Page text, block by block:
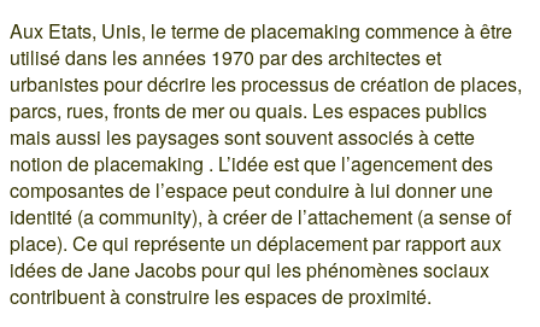
Aux Etats, Unis, le terme de placemaking commence à être
utilisé dans les années 1970 par des architectes et
urbanistes pour décrire les processus de création de places,
parcs, rues, fronts de mer ou quais. Les espaces publics
mais aussi les paysages sont souvent associés à cette
notion de placemaking . L’idée est que l’agencement des
composantes de l’espace peut conduire à lui donner une
identité (a community), à créer de l’attachement (a sense of
place). Ce qui représente un déplacement par rapport aux
idées de Jane Jacobs pour qui les phénomènes sociaux
contribuent à construire les espaces de proximité.